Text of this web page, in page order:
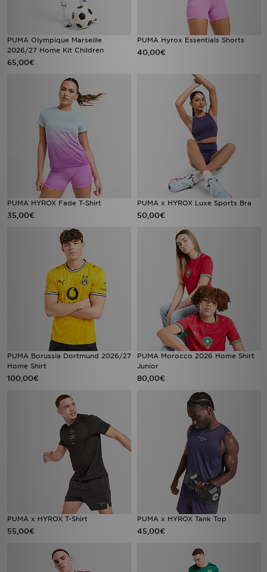
PUMA Olympique Marseille
2026/27 Home Kit Children
65,00€
PUMA Hyrox Essentials Shorts
40,00€
PUMA HYROX Fade T-Shirt
35,00€
PUMA x HYROX Luxe Sports Bra
50,00€
PUMA Borussia Dortmund 2026/27
Home Shirt
100,00€
PUMA Morocco 2026 Home Shirt
Junior
80,00€
PUMA x HYROX T-Shirt
55,00€
PUMA x HYROX Tank Top
45,00€